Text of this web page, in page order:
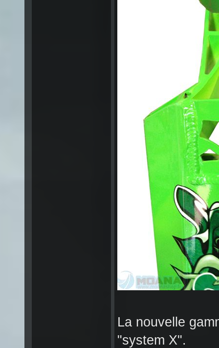
La nouvelle
"system X".